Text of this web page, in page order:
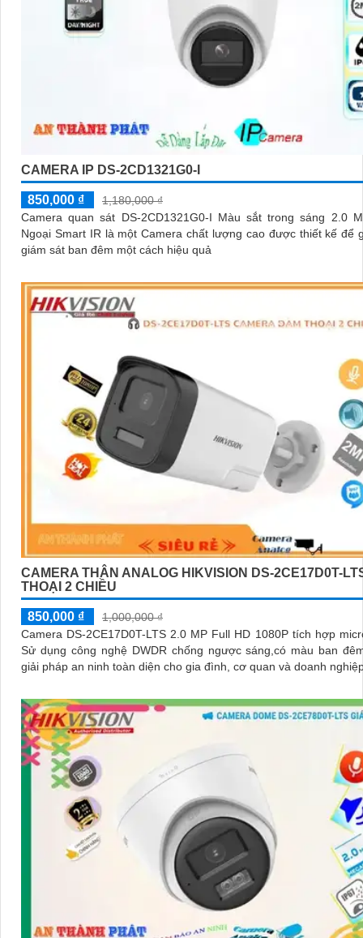
CAMERA IP DS-2CD1321G0-I
850,000 ₫
1,180,000 ₫
Camera quan sát DS-2CD1321G0-I Màu sắt trong sáng 2.0
Ngoại Smart IR là một Camera chất lượng cao được thiết kế để
giám sát ban đêm một cách hiệu quả
CAMERA THÂN ANALOG HIKVISION DS-2CE17D0T-
THOẠI 2 CHIỀU
850,000 ₫
1,000,000 ₫
Camera DS-2CE17D0T-LTS 2.0 MP Full HD 1080P tích hợp
Sử dụng công nghệ DWDR chống ngược sáng,có màu ban
giải pháp an ninh toàn diện cho gia đình, cơ quan và doanh